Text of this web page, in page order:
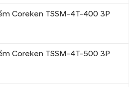
Coreken TSSM-4T-400 3P
Coreken TSSM-4T-500 3P